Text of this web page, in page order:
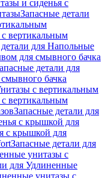
и сиденья с
Запасные детали
вертикальным
для Напольные
для смывного бачка
детали для
бачка
с вертикальным
вертикальным
Запасные детали для
с крышкой для
с крышкой для
Запасные детали для
унитазы с
для Удлиненные
унитазы с